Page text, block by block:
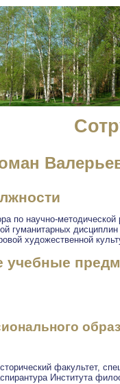
по научно-методической
гуманитарных дисциплин
художественной
учебные
факультет,
Института